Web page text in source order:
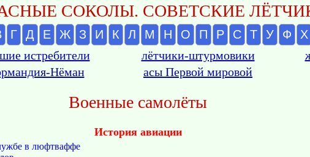
СОКОЛЫ. СОВЕТСКИЕ
Г Д Е Ж З И К Л М Н О П Р С Т У Ф Х
истребители
лётчики-штурмовики
Нёман
асы Первой мировой
Военные самолёты
История авиации
в люфтваффе